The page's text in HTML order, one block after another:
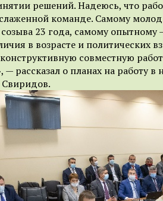
решений. Надеюсь, что
команде. Самому
созыва 23 года, самому опытному
в возрасте и политических
совместную
— рассказал о планах на работу в